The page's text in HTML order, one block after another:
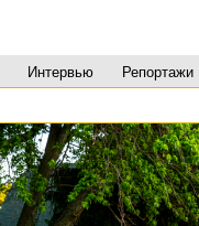
Интервью Репортажи